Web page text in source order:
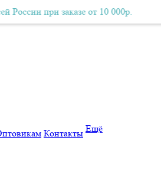
по всей России при заказе от 10
при заказе от 10 000р.
Контакты Ещё